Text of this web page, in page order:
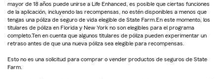
mayor de 18 años puede unirse a Life Enhanced, es posible que ciertas funciones
de la aplicación, incluyendo las recompensas, no estén disponibles a menos que
tengas una póliza de seguro de vida elegible de State Farm.En este momento, los
titulares de póliza en Florida y New York no son elegibles para el programa
completo.Ten en cuenta que algunos titulares de póliza pueden experimentar un
retraso antes de que una nueva póliza sea elegible para recompensas.
Esto no es una solicitud para comprar o vender productos de seguros de State
Farm.